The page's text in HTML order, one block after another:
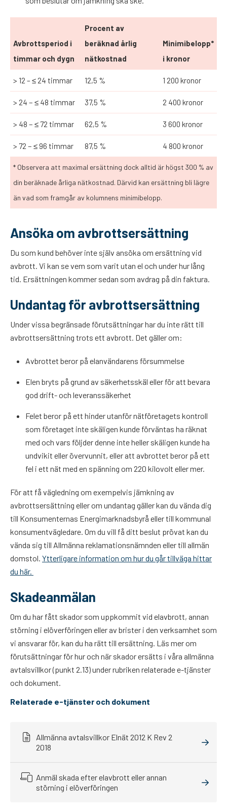
Avbrottsperiod i
timmar och dygn
Procent av
beräknad årlig
nätkostnad
Minimibelopp*
i kronor
* Observera att maximal ersättning dock alltid är högst 300 % av
din beräknade årliga nätkostnad. Därvid kan ersättning bli lägre
än vad som framgår av kolumnens minimibelopp.
> 12 – ≤ 24 timmar 12,5 % 1 200 kronor
> 24 − ≤ 48 timmar 37,5 % 2 400 kronor
> 48 − ≤ 72 timmar 62,5 % 3 600 kronor
> 72 − ≤ 96 timmar 87,5 % 4 800 kronor
Ansöka om avbrottsersättning
Du som kund behöver inte själv ansöka om ersättning vid
avbrott. Vi kan se vem som varit utan el och under hur lång
tid. Ersättningen kommer sedan som avdrag på din faktura.
Undantag för avbrottsersättning
Under vissa begränsade förutsättningar har du inte rätt till
avbrottsersättning trots ett avbrott. Det gäller om:
Avbrottet beror på elanvändarens försummelse
Elen bryts på grund av säkerhetsskäl eller för att bevara
god drift- och leveranssäkerhet
Felet beror på ett hinder utanför nätföretagets kontroll
som företaget inte skäligen kunde förväntas ha räknat
med och vars följder denne inte heller skäligen kunde ha
undvikit eller övervunnit, eller att avbrottet beror på ett
fel i ett nät med en spänning om 220 kilovolt eller mer.
För att få vägledning om exempelvis jämkning av
avbrottsersättning eller om undantag gäller kan du vända dig
till Konsumenternas Energimarknadsbyrå eller till kommunal
konsumentvägledare. Om du vill få ditt beslut prövat kan du
vända sig till Allmänna reklamationsnämnden eller till allmän
domstol. Ytterligare information om hur du går tillväga hittar
du här.
Skadeanmälan
Om du har fått skador som uppkommit vid elavbrott, annan
störning i elöverföringen eller av brister i den verksamhet som
vi ansvarar för, kan du ha rätt till ersättning. Läs mer om
förutsättningar för hur och när skador ersätts i våra allmänna
avtalsvillkor (punkt 2.13) under rubriken relaterade e-tjänster
och dokument.
Relaterade e-tjänster och dokument
Allmänna avtalsvillkor Elnät 2012 K Rev 2
2018
Anmäl skada efter elavbrott eller annan
störning i elöverföringen